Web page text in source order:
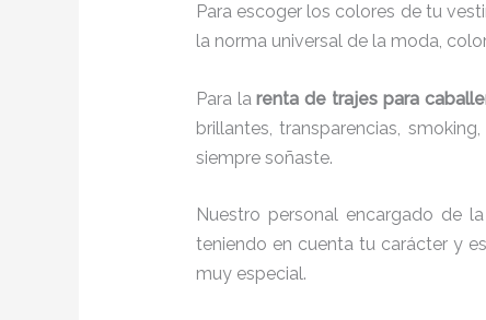
Para escoger los colores de tu
la norma universal de la moda,
Para larenta de trajes para
brillantes, transparencias,
siempre soñaste.
Nuestro personal encargado de
teniendo en cuenta tu carácter y
muy especial.